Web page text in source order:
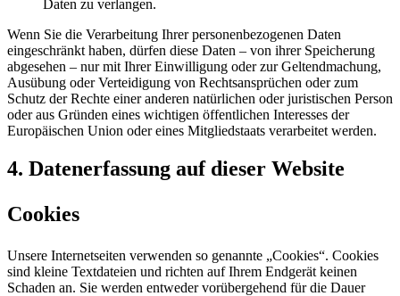
Daten zu verlangen.
Wenn Sie die Verarbeitung Ihrer personenbezogenen Daten
eingeschränkt haben, dürfen diese Daten – von ihrer Speicherung
abgesehen – nur mit Ihrer Einwilligung oder zur Geltendmachung,
Ausübung oder Verteidigung von Rechtsansprüchen oder zum
Schutz der Rechte einer anderen natürlichen oder juristischen Person
oder aus Gründen eines wichtigen öffentlichen Interesses der
Europäischen Union oder eines Mitgliedstaats verarbeitet werden.
4. Datenerfassung auf dieser Website
Cookies
Unsere Internetseiten verwenden so genannte „Cookies“. Cookies
sind kleine Textdateien und richten auf Ihrem Endgerät keinen
Schaden an. Sie werden entweder vorübergehend für die Dauer